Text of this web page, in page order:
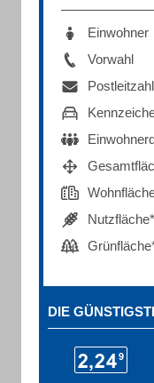
Einwohner
Vorwahl
Postleitzahl
Nutzfläche*
DIE